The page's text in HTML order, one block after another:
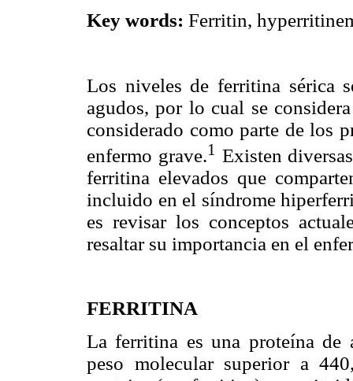
Key words: Ferritin,
Los niveles de ferritina sérica
agudos, por lo cual se
considerado como parte de los
enfermo grave.1 Existen
ferritina elevados que
incluido en el síndrome
es revisar los conceptos
resaltar su importancia en el
FERRITINA
La ferritina es una proteína de
peso molecular superior a